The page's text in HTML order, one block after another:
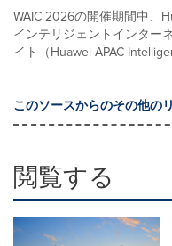
WAIC 2026の開催期間中、
インテリジェントインター
イト（Huawei APAC
このソースからのその他の
閲覧する